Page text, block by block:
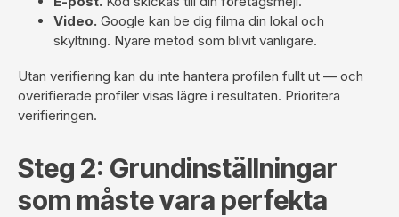
Video. Google kan be dig filma din lokal och
skyltning. Nyare metod som blivit vanligare.
Utan verifiering kan du inte hantera profilen fullt ut — och
overifierade profiler visas lägre i resultaten. Prioritera
verifieringen.
Steg 2: Grundinställningar
som måste vara perfekta